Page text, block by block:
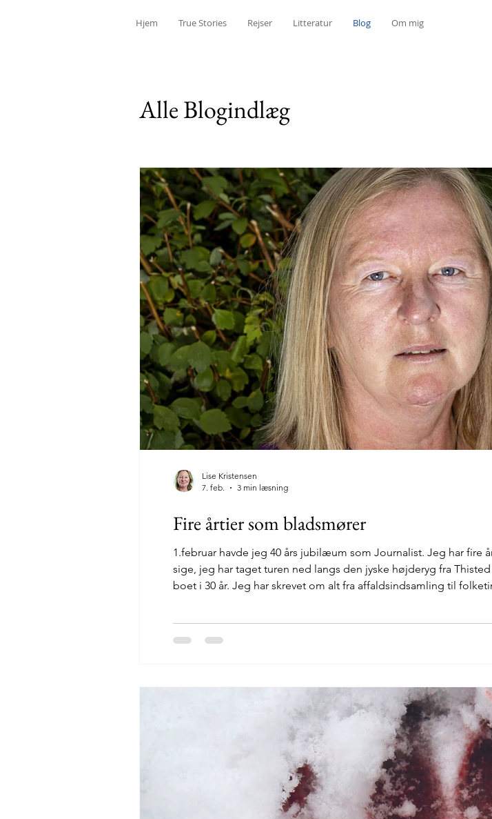
Hjem True Stories Rejser Litteratur Blog Om mig
Alle Blogindlæg
Fire årtier som bladsmører
1.februar havde jeg 40 års jubilæum som Journalist. Jeg har fire
sige, jeg har taget turen ned langs den jyske højderyg fra
boet i 30 år. Jeg har skrevet om alt fra affaldsindsamling til
Lise Kristensen
7. feb.
3 min læsning